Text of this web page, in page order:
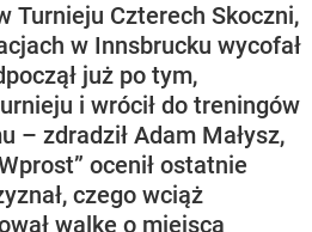
Turnieju Czterech Skoczni,
w Innsbrucku wycofał
już po tym,
i wrócił do treningów
– zdradził Adam Małysz,
ocenił ostatnie
czego wciąż
walkę o miejsca